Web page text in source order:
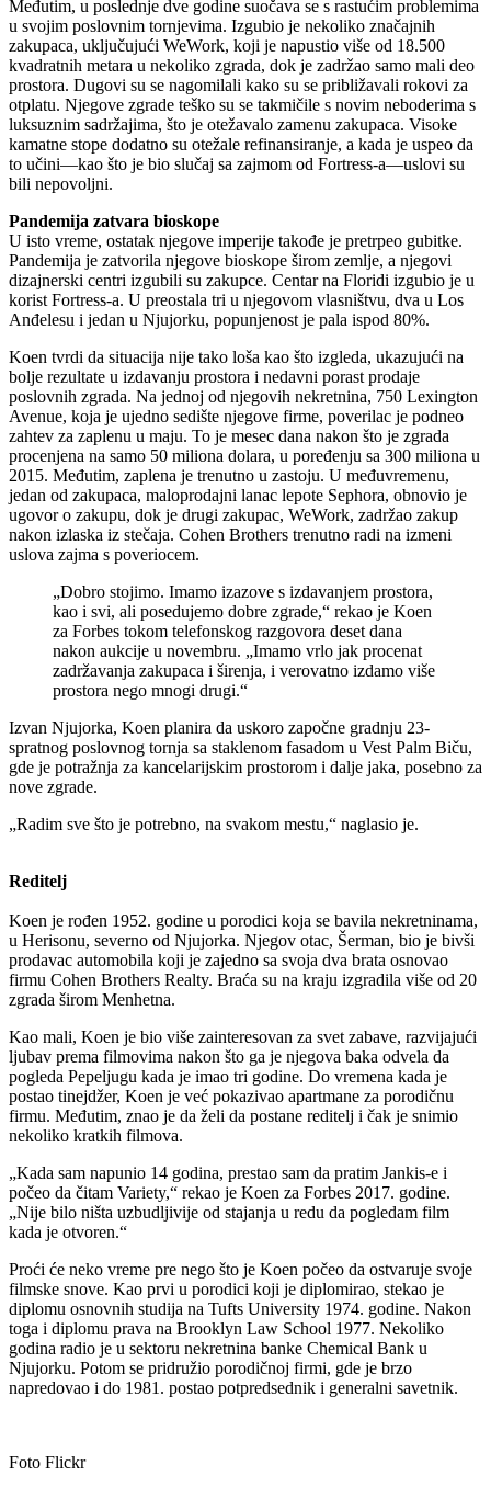
Međutim, u poslednje dve godine suočava se s rastućim problemima
u svojim poslovnim tornjevima. Izgubio je nekoliko značajnih
zakupaca, uključujući WeWork, koji je napustio više od 18.500
kvadratnih metara u nekoliko zgrada, dok je zadržao samo mali deo
prostora. Dugovi su se nagomilali kako su se približavali rokovi za
otplatu. Njegove zgrade teško su se takmičile s novim neboderima s
luksuznim sadržajima, što je otežavalo zamenu zakupaca. Visoke
kamatne stope dodatno su otežale refinansiranje, a kada je uspeo da
to učini—kao što je bio slučaj sa zajmom od Fortress-a—uslovi su
bili nepovoljni.
Pandemija zatvara bioskope
U isto vreme, ostatak njegove imperije takođe je pretrpeo gubitke.
Pandemija je zatvorila njegove bioskope širom zemlje, a njegovi
dizajnerski centri izgubili su zakupce. Centar na Floridi izgubio je u
korist Fortress-a. U preostala tri u njegovom vlasništvu, dva u Los
Anđelesu i jedan u Njujorku, popunjenost je pala ispod 80%.
Koen tvrdi da situacija nije tako loša kao što izgleda, ukazujući na
bolje rezultate u izdavanju prostora i nedavni porast prodaje
poslovnih zgrada. Na jednoj od njegovih nekretnina, 750 Lexington
Avenue, koja je ujedno sedište njegove firme, poverilac je podneo
zahtev za zaplenu u maju. To je mesec dana nakon što je zgrada
procenjena na samo 50 miliona dolara, u poređenju sa 300 miliona u
2015. Međutim, zaplena je trenutno u zastoju. U međuvremenu,
jedan od zakupaca, maloprodajni lanac lepote Sephora, obnovio je
ugovor o zakupu, dok je drugi zakupac, WeWork, zadržao zakup
nakon izlaska iz stečaja. Cohen Brothers trenutno radi na izmeni
uslova zajma s poveriocem.
„Dobro stojimo. Imamo izazove s izdavanjem prostora,
kao i svi, ali posedujemo dobre zgrade,“ rekao je Koen
za Forbes tokom telefonskog razgovora deset dana
nakon aukcije u novembru. „Imamo vrlo jak procenat
zadržavanja zakupaca i širenja, i verovatno izdamo više
prostora nego mnogi drugi.“
Izvan Njujorka, Koen planira da uskoro započne gradnju 23-
spratnog poslovnog tornja sa staklenom fasadom u Vest Palm Biču,
gde je potražnja za kancelarijskim prostorom i dalje jaka, posebno za
nove zgrade.
„Radim sve što je potrebno, na svakom mestu,“ naglasio je.
Reditelj
Koen je rođen 1952. godine u porodici koja se bavila nekretninama,
u Herisonu, severno od Njujorka. Njegov otac, Šerman, bio je bivši
prodavac automobila koji je zajedno sa svoja dva brata osnovao
firmu Cohen Brothers Realty. Braća su na kraju izgradila više od 20
zgrada širom Menhetna.
Kao mali, Koen je bio više zainteresovan za svet zabave, razvijajući
ljubav prema filmovima nakon što ga je njegova baka odvela da
pogleda Pepeljugu kada je imao tri godine. Do vremena kada je
postao tinejdžer, Koen je već pokazivao apartmane za porodičnu
firmu. Međutim, znao je da želi da postane reditelj i čak je snimio
nekoliko kratkih filmova.
„Kada sam napunio 14 godina, prestao sam da pratim Jankis-e i
počeo da čitam Variety,“ rekao je Koen za Forbes 2017. godine.
„Nije bilo ništa uzbudljivije od stajanja u redu da pogledam film
kada je otvoren.“
Proći će neko vreme pre nego što je Koen počeo da ostvaruje svoje
filmske snove. Kao prvi u porodici koji je diplomirao, stekao je
diplomu osnovnih studija na Tufts University 1974. godine. Nakon
toga i diplomu prava na Brooklyn Law School 1977. Nekoliko
godina radio je u sektoru nekretnina banke Chemical Bank u
Njujorku. Potom se pridružio porodičnoj firmi, gde je brzo
napredovao i do 1981. postao potpredsednik i generalni savetnik.
Foto Flickr